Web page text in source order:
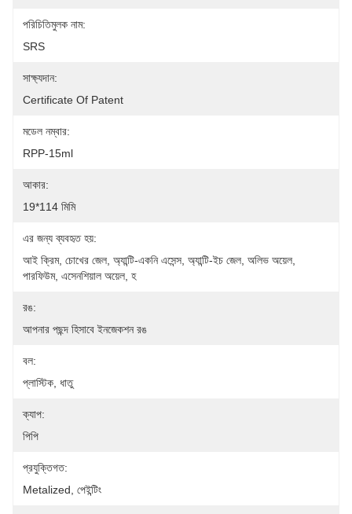
পরিচিতিমুলক নাম:
SRS
সাক্ষ্যদান:
Certificate Of Patent
মডেল নম্বার:
RPP-15ml
আকার:
19*114 মিমি
এর জন্য ব্যবহৃত হয়:
আই ক্রিম, চোখের জেল, অ্যান্টি-একনি এসেন্স, অ্যান্টি-ইচ জেল, অলিভ অয়েল,
পারফিউম, এসেনশিয়াল অয়েল, হ
রঙ:
আপনার পছন্দ হিসাবে ইনজেকশন রঙ
বল:
প্লাস্টিক, ধাতু
ক্যাপ:
পিপি
প্রযুক্তিগত:
Metalized, পেইন্টিং